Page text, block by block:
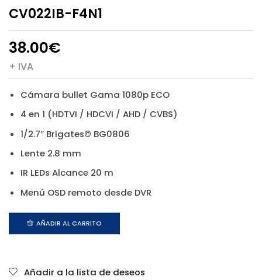
CV022IB-F4N1
38.00€
+ IVA
Cámara bullet Gama 1080p ECO
4 en 1 (HDTVI / HDCVI / AHD / CVBS)
1/2.7″ Brigates© BG0806
Lente 2.8 mm
IR LEDs Alcance 20 m
Menú OSD remoto desde DVR
AÑADIR AL CARRITO
Añadir a la lista de deseos